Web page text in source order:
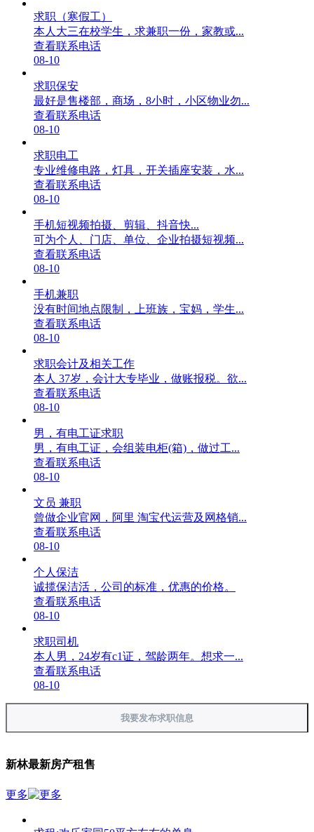
求职（寒假工）
本人大三在校学生，求兼职一份，家教或...
查看联系电话
08-10
求职保安
最好是售楼部，商场，8小时，小区物业勿...
查看联系电话
08-10
求职电工
专业维修电路，灯具，开关插座安装，水...
查看联系电话
08-10
手机短视频拍摄、剪辑、抖音快...
可为个人、门店、单位、企业拍摄短视频...
查看联系电话
08-10
手机兼职
没有时间地点限制，上班族，宝妈，学生...
查看联系电话
08-10
求职会计及相关工作
本人 37岁，会计大专毕业，做账报税。欲...
查看联系电话
08-10
男，有电工证求职
男，有电工证，会组装电柜(箱)，做过工...
查看联系电话
08-10
文员 兼职
曾做企业官网，阿里 淘宝代运营及网格销...
查看联系电话
08-10
个人保洁
诚揽保洁活，公司的标准，优惠的价格。
查看联系电话
08-10
求职司机
本人男，24岁有c1证，驾龄两年。想求一...
查看联系电话
08-10
我要发布求职信息
新林最新房产租售
更多